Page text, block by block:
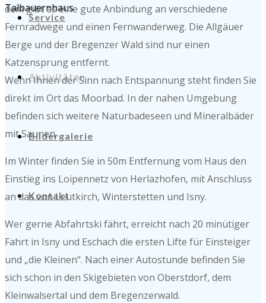
Talbauernhaus
Service
Aktivitäten
Bildergalerie
Kontakt
dem gibt es eine gute Anbindung an verschiedene
Fernradwege und einen Fernwanderweg. Die Allgäuer
Berge und der Bregenzer Wald sind nur einen
Katzensprung entfernt.
Wenn Ihnen der Sinn nach Entspannung steht finden Sie
direkt im Ort das Moorbad. In der nahen Umgebung
befinden sich weitere Naturbadeseen und Mineralbäder
mit Saunen.
Im Winter finden Sie in 50m Entfernung vom Haus den
Einstieg ins Loipennetz von Herlazhofen, mit Anschluss
an das von Leutkirch, Winterstetten und Isny.
Wer gerne Abfahrtski fährt, erreicht nach 20 minütiger
Fahrt in Isny und Eschach die ersten Lifte für Einsteiger
und „die Kleinen“. Nach einer Autostunde befinden Sie
sich schon in den Skigebieten von Oberstdorf, dem
Kleinwalsertal und dem Bregenzerwald.